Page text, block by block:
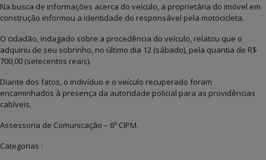
Na busca de informações acerca do veículo, a proprietária do imóvel em
construção informou a identidade do responsável pela motocicleta.
O cidadão, indagado sobre a procedência do veículo, relatou que o
adquiriu de seu sobrinho, no último dia 12 (sábado), pela quantia de R$
700,00 (setecentos reais).
Diante dos fatos, o indivíduo e o veículo recuperado foram
encaminhados à presença da autoridade policial para as providências
cabíveis.
Assessoria de Comunicação – 6ª CIPM.
Categorias :